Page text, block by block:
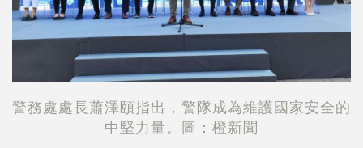
警務處處長蕭澤頤指出，警隊成為維護國家安全的
中堅力量。圖：橙新聞